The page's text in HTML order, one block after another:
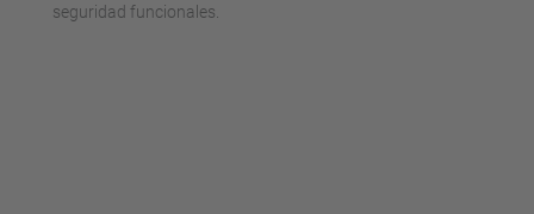
seguridad funcionales.